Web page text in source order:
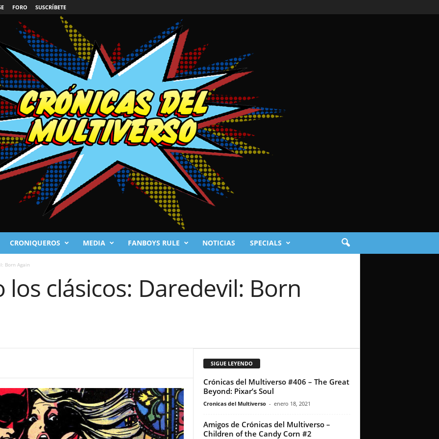
FORO SUSCRÍBETE
CRONIQUEROS MEDIA FANBOYS RULE NOTICIAS SPECIALS
Born Again
los clásicos: Daredevil: Born
SIGUE LEYENDO
Crónicas del Multiverso #406 – The Great
Beyond: Pixar’s Soul
Cronicas del Multiverso - enero 18, 2021
Amigos de Crónicas del Multiverso –
Children of the Candy Corn #2